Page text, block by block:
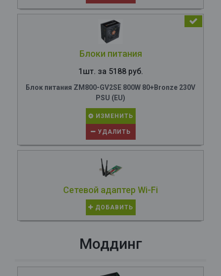
Блоки питания
1шт. за 5188 руб.
Блок питания ZM800-GV2SE 800W 80+Bronze 230V
PSU (EU)
ИЗМЕНИТЬ
УДАЛИТЬ
Сетевой адаптер Wi-Fi
ДОБАВИТЬ
Моддинг